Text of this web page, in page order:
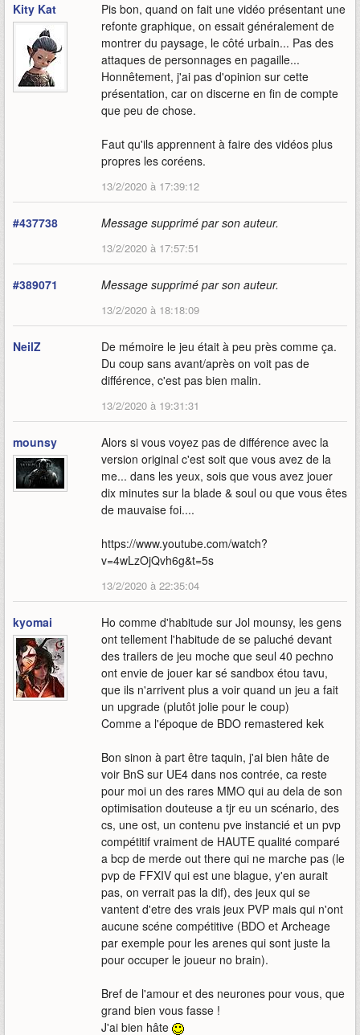
Kity Kat
Pis bon, quand on fait une vidéo présentant une
refonte graphique, on essait généralement de
montrer du paysage, le côté urbain... Pas des
attaques de personnages en pagaille...
Honnêtement, j'ai pas d'opinion sur cette
présentation, car on discerne en fin de compte
que peu de chose.
Faut qu'ils apprennent à faire des vidéos plus
propres les coréens.
13/2/2020 à 17:39:12
#437738 Message supprimé par son auteur.
13/2/2020 à 17:57:51
#389071 Message supprimé par son auteur.
13/2/2020 à 18:18:09
NeilZ
De mémoire le jeu était à peu près comme ça.
Du coup sans avant/après on voit pas de
différence, c'est pas bien malin.
13/2/2020 à 19:31:31
mounsy
Alors si vous voyez pas de différence avec la
version original c'est soit que vous avez de la
me... dans les yeux, sois que vous avez jouer
dix minutes sur la blade & soul ou que vous êtes
de mauvaise foi....
https://www.youtube.com/watch?
v=4wLzOjQvh6g&t=5s
13/2/2020 à 22:35:04
kyomai
Ho comme d'habitude sur Jol mounsy, les gens
ont tellement l'habitude de se paluché devant
des trailers de jeu moche que seul 40 pechno
ont envie de jouer kar sé sandbox étou tavu,
que ils n'arrivent plus a voir quand un jeu a fait
un upgrade (plutôt jolie pour le coup)
Comme a l'époque de BDO remastered kek
Bon sinon à part être taquin, j'ai bien hâte de
voir BnS sur UE4 dans nos contrée, ca reste
pour moi un des rares MMO qui au dela de son
optimisation douteuse a tjr eu un scénario, des
cs, une ost, un contenu pve instancié et un pvp
compétitif vraiment de HAUTE qualité comparé
a bcp de merde out there qui ne marche pas (le
pvp de FFXIV qui est une blague, y'en aurait
pas, on verrait pas la dif), des jeux qui se
vantent d'etre des vrais jeux PVP mais qui n'ont
aucune scéne compétitive (BDO et Archeage
par exemple pour les arenes qui sont juste la
pour occuper le joueur no brain).
Bref de l'amour et des neurones pour vous, que
grand bien vous fasse !
J'ai bien hâte